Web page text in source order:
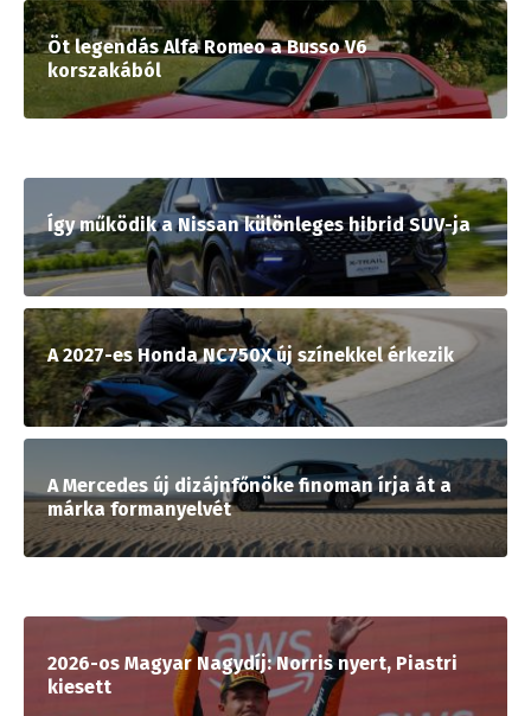
Öt legendás Alfa Romeo a Busso V6
korszakából
Így működik a Nissan különleges hibrid SUV-ja
A 2027-es Honda NC750X új színekkel érkezik
A Mercedes új dizájnfőnöke finoman írja át a
márka formanyelvét
2026-os Magyar Nagydíj: Norris nyert, Piastri
kiesett